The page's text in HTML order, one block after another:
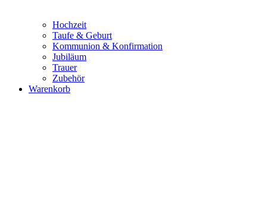
Hochzeit
Taufe & Geburt
Kommunion & Konfirmation
Jubiläum
Trauer
Zubehör
Warenkorb